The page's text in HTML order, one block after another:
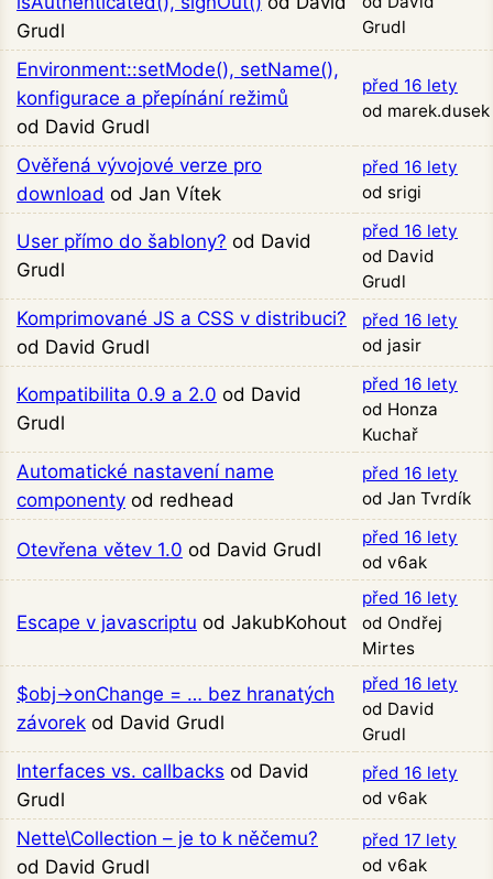
Grudl
Grudl
Environment::setMode(), setName(),
konfigurace a přepínání režimů
od David Grudl
před 16 lety
od marek.dusek
Ověřená vývojové verze pro
download od Jan Vítek
před 16 lety
od srigi
User přímo do šablony? od David
Grudl
před 16 lety
od David
Grudl
Komprimované JS a CSS v distribuci?
od David Grudl
před 16 lety
od jasir
Kompatibilita 0.9 a 2.0 od David
Grudl
před 16 lety
od Honza
Kuchař
Automatické nastavení name
componenty od redhead
před 16 lety
od Jan Tvrdík
Otevřena větev 1.0 od David Grudl
před 16 lety
od v6ak
Escape v javascriptu od JakubKohout
před 16 lety
od Ondřej
Mirtes
$obj->onChange = … bez hranatých
závorek od David Grudl
před 16 lety
od David
Grudl
Interfaces vs. callbacks od David
Grudl
před 16 lety
od v6ak
Nette\Collection – je to k něčemu?
od David Grudl
před 17 lety
od v6ak